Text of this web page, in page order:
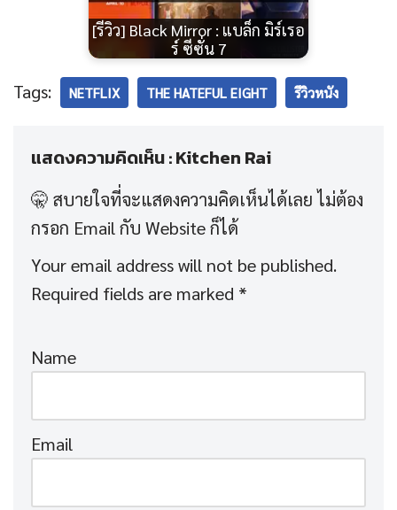
[รีวิว] Black Mirror : แบล็ก มิร์เรอ
ร์ ซีซั่น 7
Tags: NETFLIX THE HATEFUL EIGHT รีวิวหนัง
แสดงความคิดเห็น : Kitchen Rai
Your email address will not be published.
Required fields are marked *
Name
Email